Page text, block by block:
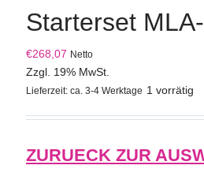
Starterset
€268,07 Netto
Zzgl. 19% MwSt.
Lieferzeit: ca. 3-4 Werktage 1 vorrätig
ZURUECK ZUR